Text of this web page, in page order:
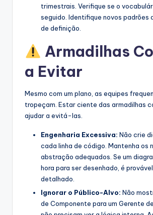
trimestrais. Verifique se o
seguido. Identifique novos padrões
de definição.
Armadilhas
a Evitar
Mesmo com um plano, as equipes
tropeçam. Estar ciente das armadilhas
ajudar a evitá-las.
Engenharia Excessiva: Não crie
cada linha de código. Mantenha os
abstração adequados. Se um
hora para ser desenhado, é
detalhado.
Ignorar o Público-Alvo: Não
de Componente para um Gerente